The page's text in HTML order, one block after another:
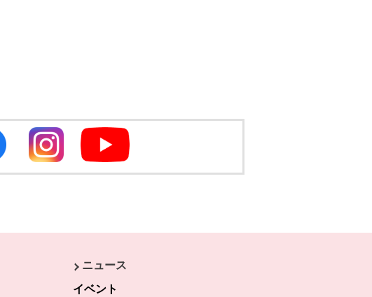
ィンドウで開きます。
ニュース
イベント